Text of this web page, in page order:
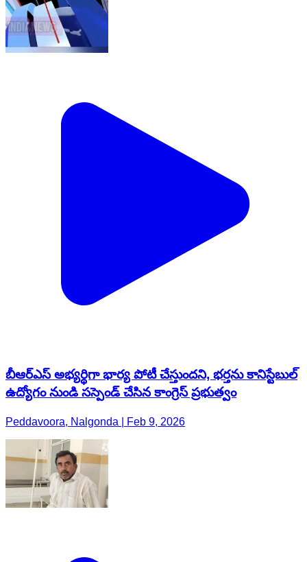
బీఆర్ఎస్ అభ్యర్థిగా భార్య పోటీ చేస్తుందని, భర్తను కానిస్టేబుల్
ఉద్యోగం నుండి సస్పెండ్ చేసిన కాంగ్రెస్ ప్రభుత్వం
Peddavoora, Nalgonda | Feb 9, 2026